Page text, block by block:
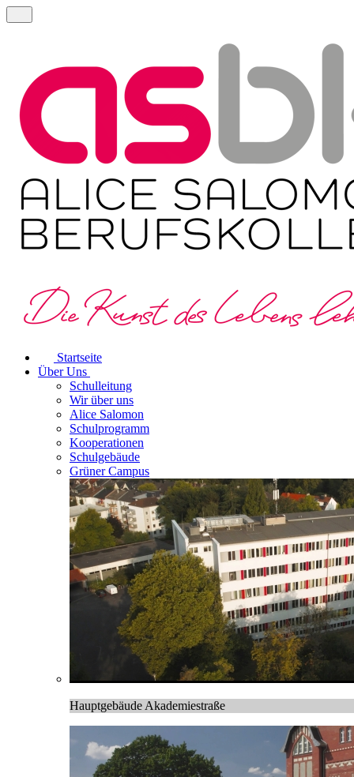
Startseite
Über Uns
Schulleitung
Wir über uns
Alice Salomon
Schulprogramm
Kooperationen
Schulgebäude
Grüner Campus
Hauptgebäude Akademiestraße